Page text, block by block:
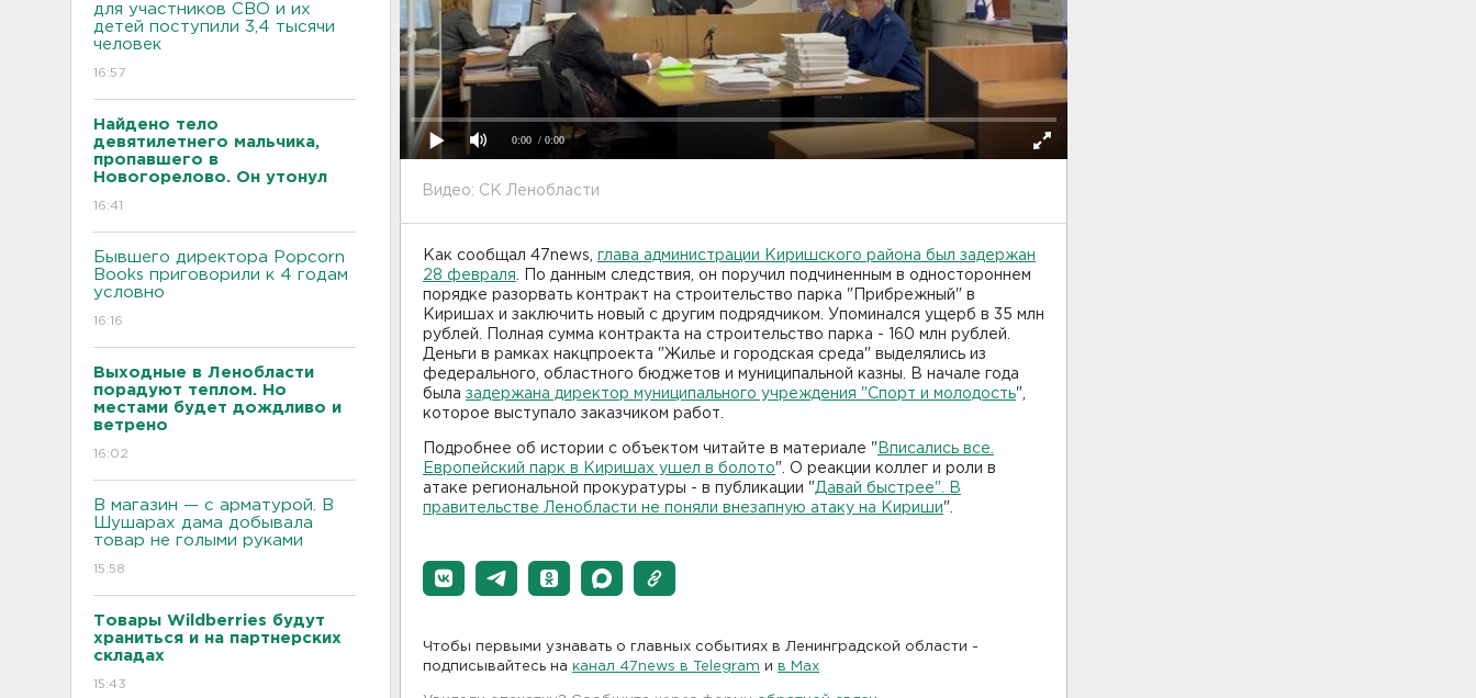
для участников СВО и их
детей поступили 3,4 тысячи
человек
16:57
Найдено тело
девятилетнего мальчика,
пропавшего в
Новогорелово. Он утонул
16:41
Бывшего директора Popcorn
Books приговорили к 4 годам
условно
16:16
Выходные в Ленобласти
порадуют теплом. Но
местами будет дождливо и
ветрено
16:02
В магазин — с арматурой. В
Шушарах дама добывала
товар не голыми руками
15:58
Товары Wildberries будут
храниться и на партнерских
складах
15:43
0:00 / 0:00
Видео: СК Ленобласти
Как сообщал 47news, глава администрации Киришского района был задержан
28 февраля . По данным следствия, он поручил подчиненным в одностороннем
порядке разорвать контракт на строительство парка "Прибрежный" в
Киришах и заключить новый с другим подрядчиком. Упоминался ущерб в 35 млн
рублей. Полная сумма контракта на строительство парка - 160 млн рублей.
Деньги в рамках накцпроекта "Жилье и городская среда" выделялись из
федерального, областного бюджетов и муниципальной казны. В начале года
была задержана директор муниципального учреждения "Спорт и молодость",
которое выступало заказчиком работ.
Подробнее об истории с объектом читайте в материале " Вписались все.
Европейский парк в Киришах ушел в болото". О реакции коллег и роли в
атаке региональной прокуратуры - в публикации "Давай быстрее". В
правительстве Ленобласти не поняли внезапную атаку на Кириши".
Чтобы первыми узнавать о главных событиях в Ленинградской области -
подписывайтесь на канал 47news в Telegram и в Maх